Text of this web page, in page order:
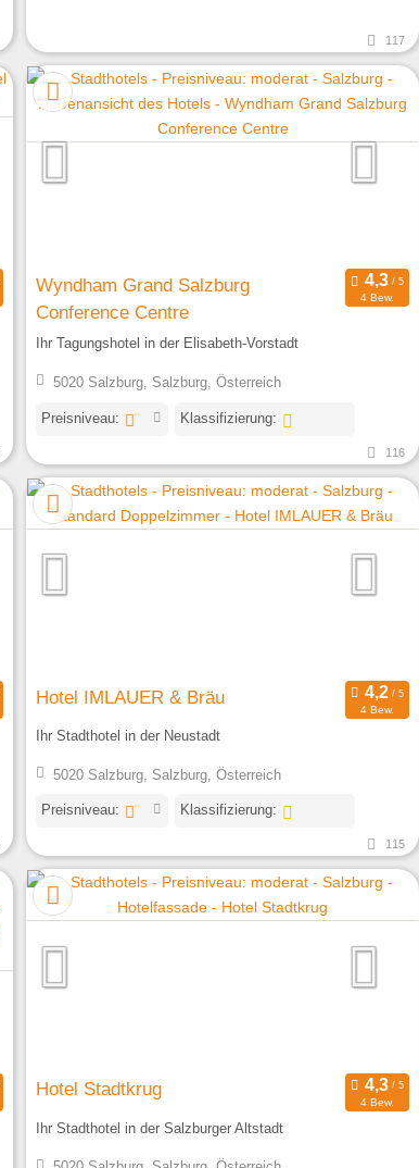
117
Wyndham Grand Salzburg
Conference Centre
4 Bew.
Ihr Tagungshotel in der Elisabeth-Vorstadt
5020 Salzburg, Salzburg, Österreich
Preisniveau: Klassifizierung:
116
Hotel IMLAUER & Bräu
4 Bew.
Ihr Stadthotel in der Neustadt
5020 Salzburg, Salzburg, Österreich
Preisniveau: Klassifizierung:
115
Hotel Stadtkrug
4 Bew.
Ihr Stadthotel in der Salzburger Altstadt